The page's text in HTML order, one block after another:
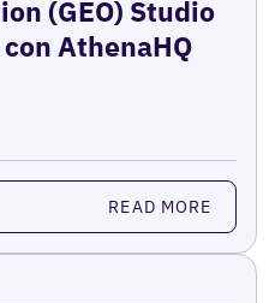
(GEO) Studio
AthenaHQ
READ MORE